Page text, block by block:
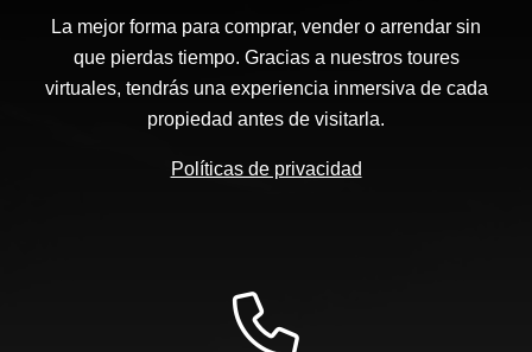
La mejor forma para comprar, vender o arrendar sin
que pierdas tiempo. Gracias a nuestros toures
virtuales, tendrás una experiencia inmersiva de cada
propiedad antes de visitarla.
Políticas de privacidad